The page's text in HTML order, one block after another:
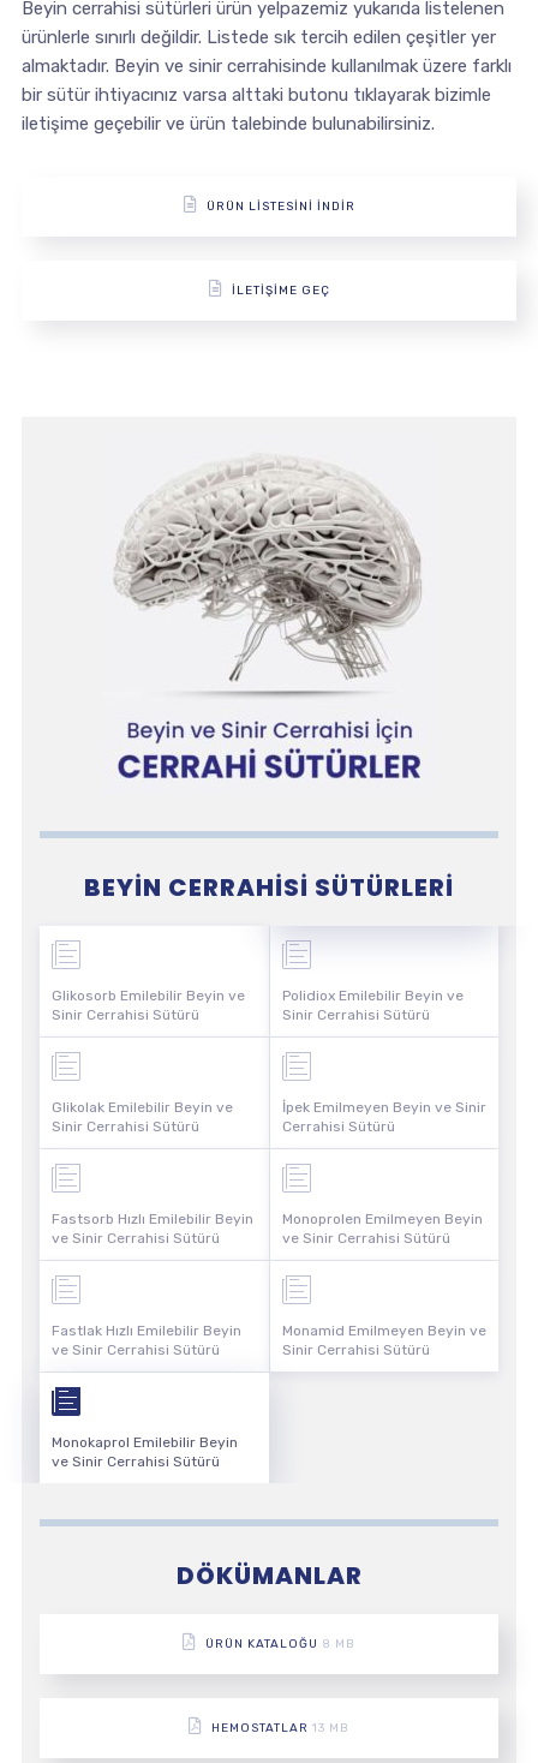
Beyin cerrahisi sütürleri ürün yelpazemiz yukarıda listelenen
ürünlerle sınırlı değildir. Listede sık tercih edilen çeşitler yer
almaktadır. Beyin ve sinir cerrahisinde kullanılmak üzere farklı
bir sütür ihtiyacınız varsa alttaki butonu tıklayarak bizimle
iletişime geçebilir ve ürün talebinde bulunabilirsiniz.
ÜRÜN LİSTESİNİ İNDİR
İLETİŞİME GEÇ
BEYIN CERRAHISI SÜTÜRLERI
Glikosorb Emilebilir Beyin ve
Sinir Cerrahisi Sütürü
Glikolak Emilebilir Beyin ve
Sinir Cerrahisi Sütürü
Fastsorb Hızlı Emilebilir Beyin
ve Sinir Cerrahisi Sütürü
Fastlak Hızlı Emilebilir Beyin
ve Sinir Cerrahisi Sütürü
Monokaprol Emilebilir Beyin
ve Sinir Cerrahisi Sütürü
Polidiox Emilebilir Beyin ve
Sinir Cerrahisi Sütürü
İpek Emilmeyen Beyin ve Sinir
Cerrahisi Sütürü
Monoprolen Emilmeyen Beyin
ve Sinir Cerrahisi Sütürü
Monamid Emilmeyen Beyin ve
Sinir Cerrahisi Sütürü
DÖKÜMANLAR
ÜRÜN KATALOĞU 8 MB
HEMOSTATLAR 13 MB